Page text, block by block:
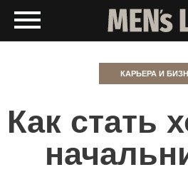
КАРЬЕРА И
Как стать